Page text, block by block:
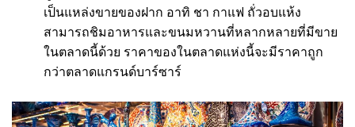
เป็นแหล่งขายของฝาก อาทิ ชา กาแฟ ถั่วอบแห้ง
สามารถชิมอาหารและขนมหวานที่หลากหลายที่มีขาย
ในตลาดนี้ด้วย ราคาของในตลาดแห่งนี้จะมีราคาถูก
กว่าตลาดแกรนด์บาร์ซาร์